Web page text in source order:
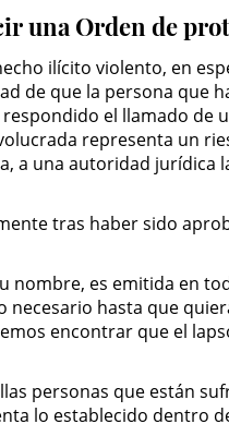
una Orden de
ilícito violento, en
de que la persona que
el llamado de
representa un
una autoridad jurídica
tras haber sido
nombre, es emitida en
hasta que
encontrar que el
personas que están
lo establecido dentro